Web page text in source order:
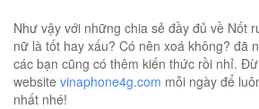
Như vậy với những chia sẻ đầy đủ về Nốt
nữ là tốt hay xấu? Có nên xoá không? đã
các bạn cũng có thêm kiến thức rồi nhỉ.
website vinaphone4g.com mỗi ngày để
nhất nhé!